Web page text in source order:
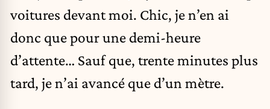
voitures devant moi. Chic, je n’en ai
donc que pour une demi-heure
d’attente… Sauf que, trente minutes plus
tard, je n’ai avancé que d’un mètre.